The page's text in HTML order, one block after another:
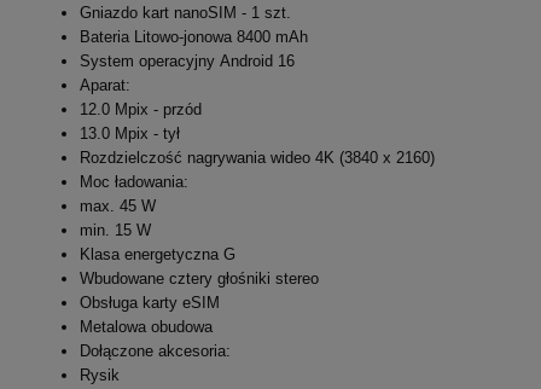
Gniazdo kart nanoSIM - 1 szt.
Bateria Litowo-jonowa 8400 mAh
System operacyjny Android 16
Aparat:
12.0 Mpix - przód
13.0 Mpix - tył
Rozdzielczość nagrywania wideo 4K (3840 x 2160)
Moc ładowania:
max. 45 W
min. 15 W
Klasa energetyczna G
Wbudowane cztery głośniki stereo
Obsługa karty eSIM
Metalowa obudowa
Dołączone akcesoria:
Rysik